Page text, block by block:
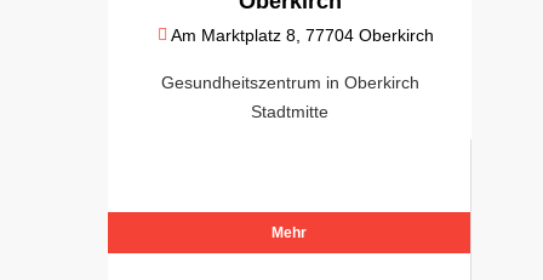
Am Marktplatz 8, 77704 Oberkirch
Gesundheitszentrum in Oberkirch
Stadtmitte
Mehr